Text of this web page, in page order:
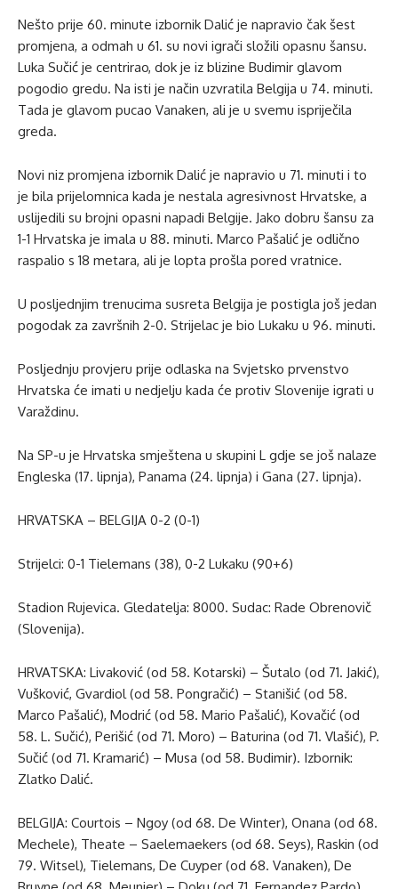
Nešto prije 60. minute izbornik Dalić je napravio čak šest
promjena, a odmah u 61. su novi igrači složili opasnu šansu.
Luka Sučić je centrirao, dok je iz blizine Budimir glavom
pogodio gredu. Na isti je način uzvratila Belgija u 74. minuti.
Tada je glavom pucao Vanaken, ali je u svemu ispriječila
greda.
Novi niz promjena izbornik Dalić je napravio u 71. minuti i to
je bila prijelomnica kada je nestala agresivnost Hrvatske, a
uslijedili su brojni opasni napadi Belgije. Jako dobru šansu za
1-1 Hrvatska je imala u 88. minuti. Marco Pašalić je odlično
raspalio s 18 metara, ali je lopta prošla pored vratnice.
U posljednjim trenucima susreta Belgija je postigla još jedan
pogodak za završnih 2-0. Strijelac je bio Lukaku u 96. minuti.
Posljednju provjeru prije odlaska na Svjetsko prvenstvo
Hrvatska će imati u nedjelju kada će protiv Slovenije igrati u
Varaždinu.
Na SP-u je Hrvatska smještena u skupini L gdje se još nalaze
Engleska (17. lipnja), Panama (24. lipnja) i Gana (27. lipnja).
HRVATSKA – BELGIJA 0-2 (0-1)
Strijelci: 0-1 Tielemans (38), 0-2 Lukaku (90+6)
Stadion Rujevica. Gledatelja: 8000. Sudac: Rade Obrenovič
(Slovenija).
HRVATSKA: Livaković (od 58. Kotarski) – Šutalo (od 71. Jakić),
Vušković, Gvardiol (od 58. Pongračić) – Stanišić (od 58.
Marco Pašalić), Modrić (od 58. Mario Pašalić), Kovačić (od
58. L. Sučić), Perišić (od 71. Moro) – Baturina (od 71. Vlašić), P.
Sučić (od 71. Kramarić) – Musa (od 58. Budimir). Izbornik:
Zlatko Dalić.
BELGIJA: Courtois – Ngoy (od 68. De Winter), Onana (od 68.
Mechele), Theate – Saelemaekers (od 68. Seys), Raskin (od
79. Witsel), Tielemans, De Cuyper (od 68. Vanaken), De